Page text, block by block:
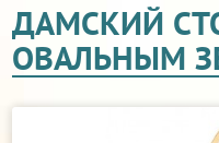
ДАМСКИЙ
ОВАЛЬНЫМ